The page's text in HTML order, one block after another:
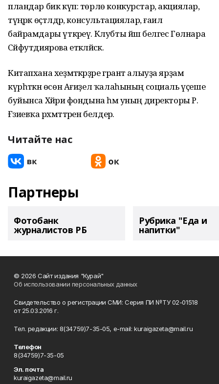
пландар бик күп: төрлө конкурстар, акциялар,
түңәрәк өҫтәлдәр, консультациялар, ғаилә
байрамдары үткәреү. Клубты йәш белгес Гөлнара
Сәйфутдиярова етәкләйәсәк.
Китапхана хеҙмәткәрҙәре грант алыуҙа ярҙам
күрһәткән өсөн Ағиҙел ҡалаһының социаль үҫеше
буйынса Хәйриә фондына һәм уның директоры Р.
Ғәзиевҡа рәхмәттәрен белдерә.
Читайте нас
Партнеры
Фотобанк
журналистов РБ
Рубрика "Еда и
напитки"
© 2026 Сайт издания "Курай"
Об использовании персональных данных
Свидетельство о регистрации СМИ: Серия ПИ №ТУ 02-01518
от 25.03.2016 г.
Тел. редакции: 8(34759)7-35-05, e-mail: kuraigazeta@mail.ru
Телефон
8(34759)7-35-05
Эл. почта
kuraigazeta@mail.ru